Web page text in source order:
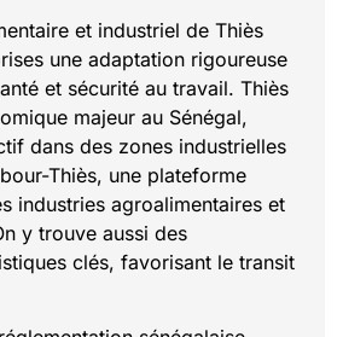
et industriel de Thiès
une adaptation rigoureuse
et sécurité au travail. Thiès
majeur au Sénégal,
dans des zones industrielles
Thiès, une plateforme
industries agroalimentaires et
y trouve aussi des
clés, favorisant le transit